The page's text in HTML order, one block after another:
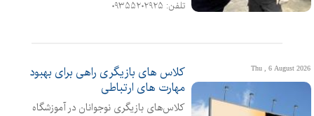
پایش آلاینده‌
تلفن: ۰۹۳۵۵۲۰۲۹۲۵
Thu , 6 August 2026
کلاس های بازیگری راهی برای بهبود
مهارت های ارتباطی
کلاس‌های بازیگری نوجوانان در آموزشگاه